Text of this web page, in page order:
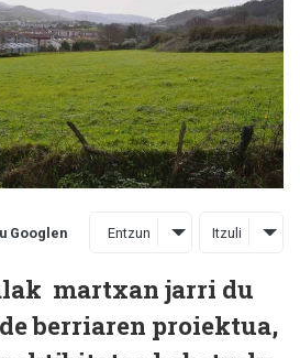
Googlen Entzun Itzuli
martxan jarri du
berriaren proiektua,